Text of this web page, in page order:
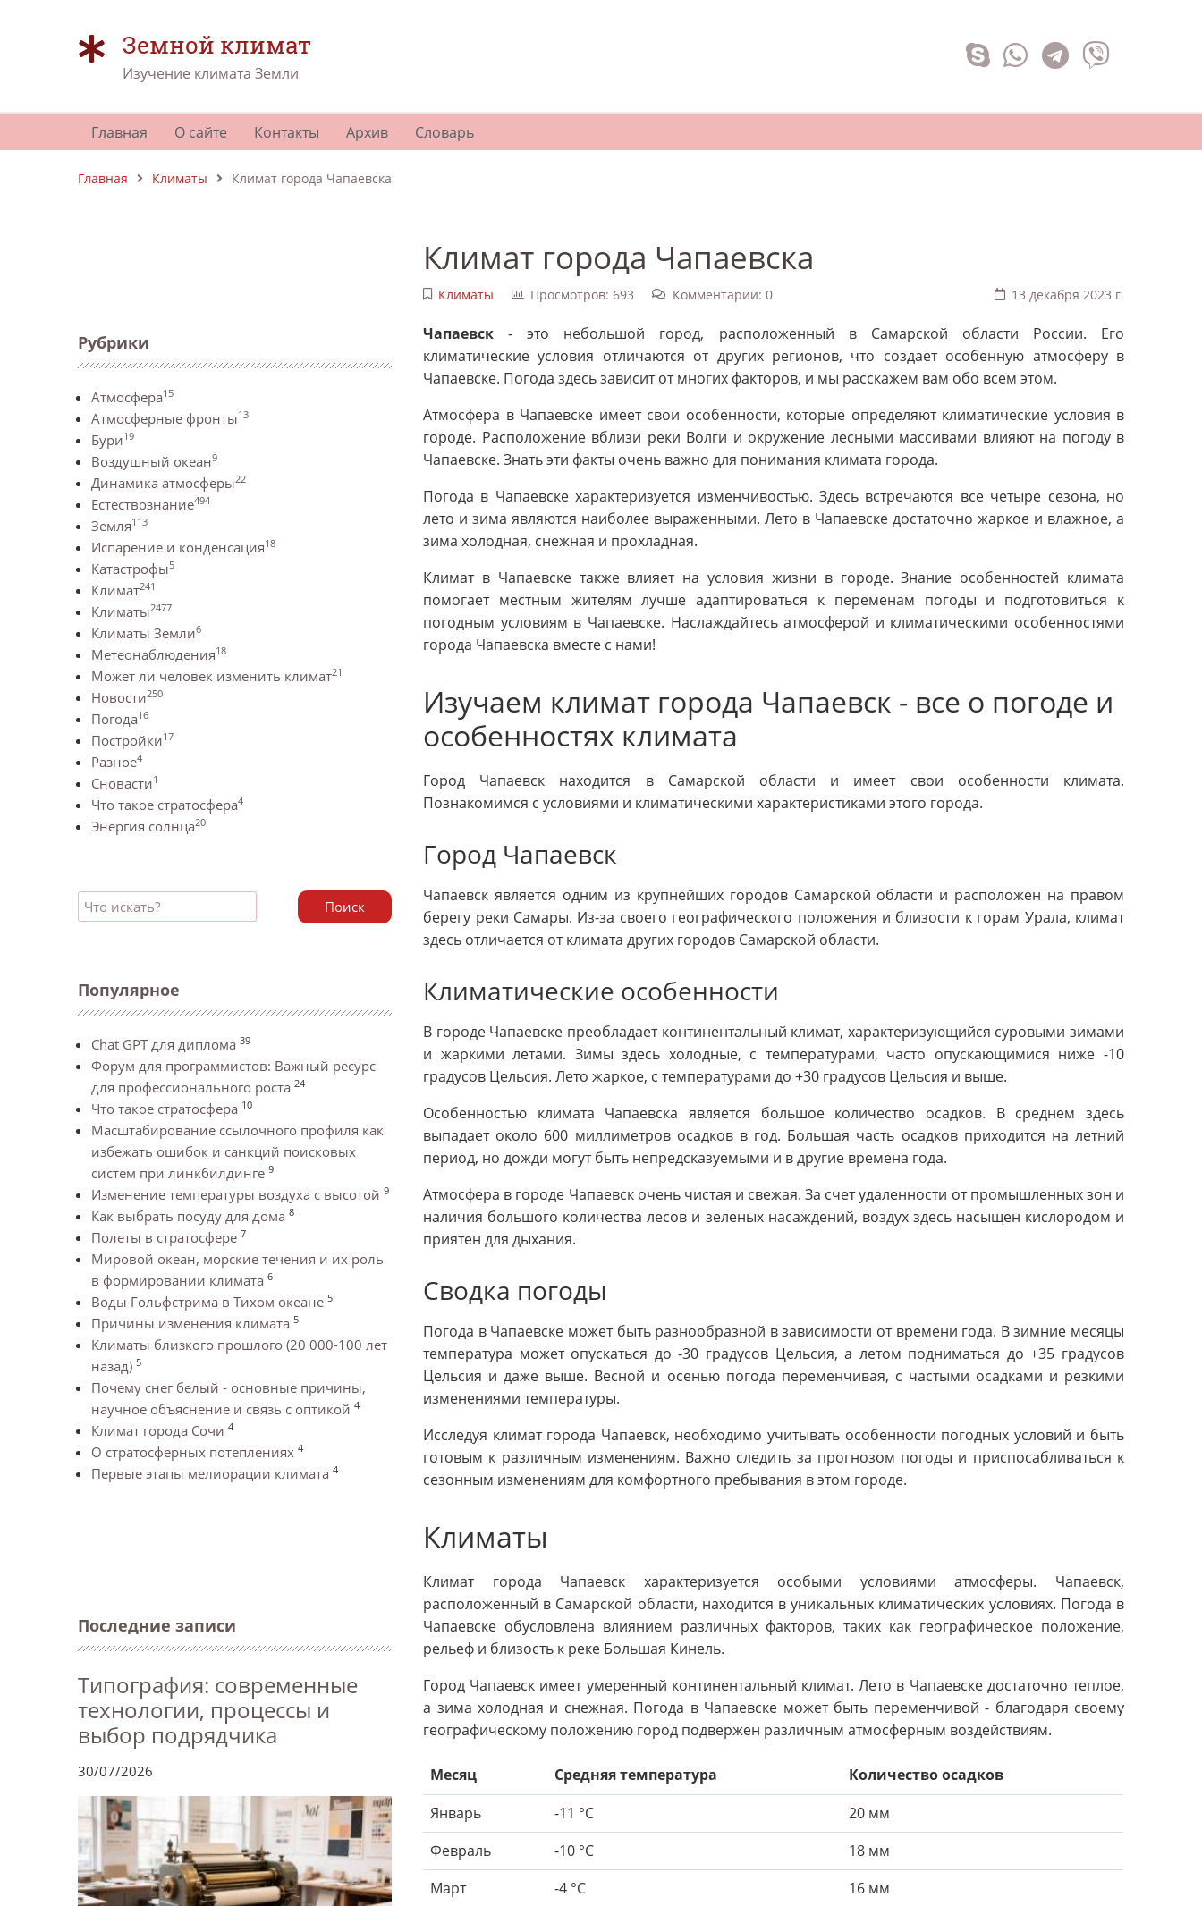
Земной климат
Изучение климата Земли
Главная О сайте Контакты Архив Словарь
Главная Климаты Климат города Чапаевска
Рубрики
Атмосфера15
Атмосферные фронты13
Бури19
Воздушный океан9
Динамика атмосферы22
Естествознание494
Земля113
Испарение и конденсация18
Катастрофы5
Климат241
Климаты2477
Климаты Земли6
Метеонаблюдения18
Может ли человек изменить климат21
Новости250
Погода16
Постройки17
Разное4
Сновасти1
Что такое стратосфера4
Энергия солнца20
Поиск
Популярное
Chat GPT для диплома 39
Форум для программистов: Важный ресурс
для профессионального роста 24
Что такое стратосфера 10
Масштабирование ссылочного профиля как
избежать ошибок и санкций поисковых
систем при линкбилдинге 9
Изменение температуры воздуха с высотой 9
Как выбрать посуду для дома 8
Полеты в стратосфере 7
Мировой океан, морские течения и их роль
в формировании климата 6
Воды Гольфстрима в Тихом океане 5
Причины изменения климата 5
Климаты близкого прошлого (20 000-100 лет
назад) 5
Почему снег белый - основные причины,
научное объяснение и связь с оптикой 4
Климат города Сочи 4
О стратосферных потеплениях 4
Первые этапы мелиорации климата 4
Последние записи
Типография: современные
технологии, процессы и
выбор подрядчика
30/07/2026
Климат города Чапаевска
Климаты Просмотров: 693 Комментарии: 0 13 декабря 2023 г.
Чапаевск - это небольшой город, расположенный в Самарской области России. Его
климатические условия отличаются от других регионов, что создает особенную атмосферу в
Чапаевске. Погода здесь зависит от многих факторов, и мы расскажем вам обо всем этом.
Атмосфера в Чапаевске имеет свои особенности, которые определяют климатические условия в
городе. Расположение вблизи реки Волги и окружение лесными массивами влияют на погоду в
Чапаевске. Знать эти факты очень важно для понимания климата города.
Погода в Чапаевске характеризуется изменчивостью. Здесь встречаются все четыре сезона, но
лето и зима являются наиболее выраженными. Лето в Чапаевске достаточно жаркое и влажное, а
зима холодная, снежная и прохладная.
Климат в Чапаевске также влияет на условия жизни в городе. Знание особенностей климата
помогает местным жителям лучше адаптироваться к переменам погоды и подготовиться к
погодным условиям в Чапаевске. Наслаждайтесь атмосферой и климатическими особенностями
города Чапаевска вместе с нами!
Изучаем климат города Чапаевск - все о погоде и
особенностях климата
Город Чапаевск находится в Самарской области и имеет свои особенности климата.
Познакомимся с условиями и климатическими характеристиками этого города.
Город Чапаевск
Чапаевск является одним из крупнейших городов Самарской области и расположен на правом
берегу реки Самары. Из-за своего географического положения и близости к горам Урала, климат
здесь отличается от климата других городов Самарской области.
Климатические особенности
В городе Чапаевске преобладает континентальный климат, характеризующийся суровыми зимами
и жаркими летами. Зимы здесь холодные, с температурами, часто опускающимися ниже -10
градусов Цельсия. Лето жаркое, с температурами до +30 градусов Цельсия и выше.
Особенностью климата Чапаевска является большое количество осадков. В среднем здесь
выпадает около 600 миллиметров осадков в год. Большая часть осадков приходится на летний
период, но дожди могут быть непредсказуемыми и в другие времена года.
Атмосфера в городе Чапаевск очень чистая и свежая. За счет удаленности от промышленных зон и
наличия большого количества лесов и зеленых насаждений, воздух здесь насыщен кислородом и
приятен для дыхания.
Сводка погоды
Погода в Чапаевске может быть разнообразной в зависимости от времени года. В зимние месяцы
температура может опускаться до -30 градусов Цельсия, а летом подниматься до +35 градусов
Цельсия и даже выше. Весной и осенью погода переменчивая, с частыми осадками и резкими
изменениями температуры.
Исследуя климат города Чапаевск, необходимо учитывать особенности погодных условий и быть
готовым к различным изменениям. Важно следить за прогнозом погоды и приспосабливаться к
сезонным изменениям для комфортного пребывания в этом городе.
Климаты
Климат города Чапаевск характеризуется особыми условиями атмосферы. Чапаевск,
расположенный в Самарской области, находится в уникальных климатических условиях. Погода в
Чапаевске обусловлена влиянием различных факторов, таких как географическое положение,
рельеф и близость к реке Большая Кинель.
Город Чапаевск имеет умеренный континентальный климат. Лето в Чапаевске достаточно теплое,
а зима холодная и снежная. Погода в Чапаевске может быть переменчивой - благодаря своему
географическому положению город подвержен различным атмосферным воздействиям.
Месяц Средняя температура
Количество осадков
Январь
-11 °C
20 мм
Февраль
-10 °C
18 мм
Март
-4 °C
16 мм